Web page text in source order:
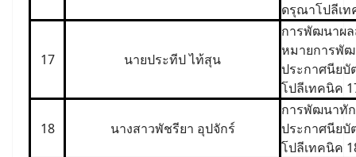
ดรุณาโปลีเท
17 นายประทีป ไท้สุน
การพัฒนาผล
หมายการพัฒ
ประกาศนียบั
โปลีเทคนิค
18 นางสาวพัชรียา อุปจักร์
การพัฒนาทั
ประกาศนียบั
โปลีเทคนิค